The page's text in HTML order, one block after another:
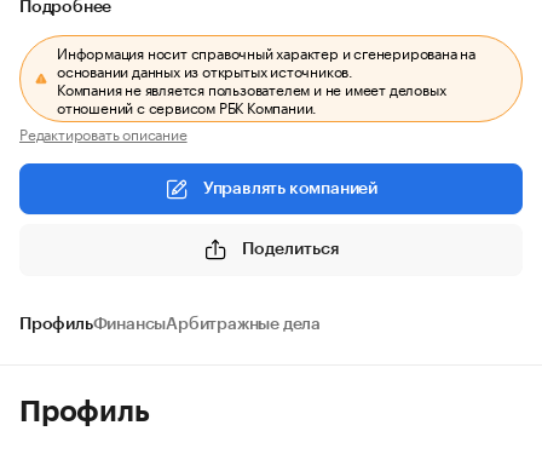
Подробнее
Информация носит справочный характер и сгенерирована на
основании данных из открытых источников.
Компания не является пользователем и не имеет деловых
отношений с сервисом РБК Компании.
Редактировать описание
Управлять компанией
Поделиться
ПрофильФинансыАрбитражные дела
Профиль